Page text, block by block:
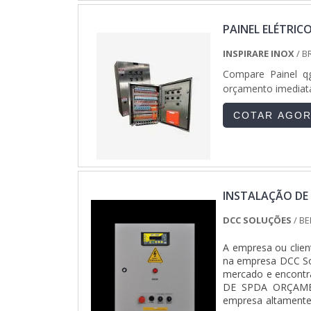
cuidadoso e que
destacado no
parceiros de ponta
PAINEL
INSPIRARE INOX/
Compare Painel
orçamento
COTAR
INSTALAÇÃO
DCC SOLUÇÕES /
A empresa ou
na empresa DCC
mercado e
DE SPDA
empresa